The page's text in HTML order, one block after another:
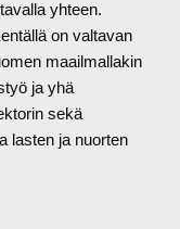
yhteen.
on valtavan
maailmallakin
ja yhä
sekä
lasten ja nuorten